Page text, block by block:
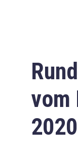
vom
2020